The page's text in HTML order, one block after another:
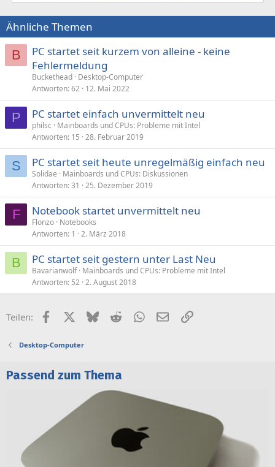
Ähnliche Themen
B
PC startet seit kurzem von alleine - keine
Fehlermeldung
Buckethead Desktop-Computer
Antworten 62 12. Mai 2022
P PC startet einfach unvermittelt neu
philsc
Mainboards und CPUs: Probleme mit Intel
Antworten 15 28. Februar 2019
S PC startet seit heute unregelmäßig einfach neu
Solidae
Mainboards und CPUs: Diskussionen
Antworten 31 25. Dezember 2019
F Notebook startet unvermittelt neu
Flonzo Notebooks
Antworten 1 2. März 2018
B PC startet seit gestern unter Last Neu
Bavarianwolf Mainboards und CPUs: Probleme mit Intel
Antworten 52 2. August 2018
Teilen: FacebookX (Twitter)
BlueskyRedditWhatsApp
E-MailLink
Desktop-Computer
Passend zum Thema